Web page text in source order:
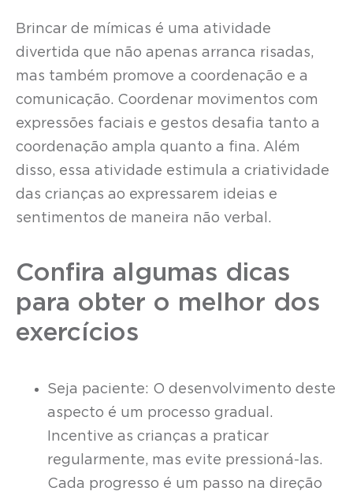
Brincar de mímicas é uma atividade
divertida que não apenas arranca risadas,
mas também promove a coordenação e a
comunicação. Coordenar movimentos com
expressões faciais e gestos desafia tanto a
coordenação ampla quanto a fina. Além
disso, essa atividade estimula a criatividade
das crianças ao expressarem ideias e
sentimentos de maneira não verbal.
Confira algumas dicas
para obter o melhor dos
exercícios
Seja paciente: O desenvolvimento deste
aspecto é um processo gradual.
Incentive as crianças a praticar
regularmente, mas evite pressioná-las.
Cada progresso é um passo na direção